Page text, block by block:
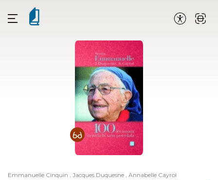
Emmanuelle Cinquin Jacques Duquesne Annabelle Cayrol